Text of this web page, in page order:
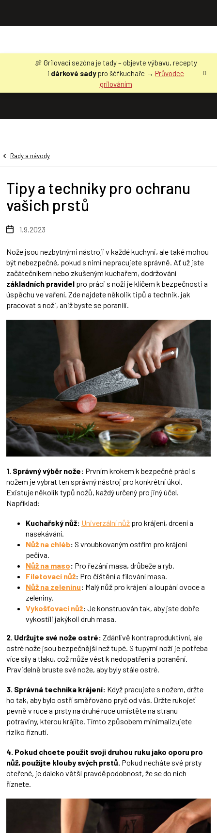
🍖 Grilovací sezóna je tady – objevte výbavu, recepty
i dárkové sadypro šéfkuchaře → Průvodce
grilováním
Rady a návody
Tipy a techniky pro ochranu
vašich prstů
1.9.2023
Nože jsou nezbytnými nástroji v každé kuchyni, ale také mohou
být nebezpečné, pokud s nimi nepracujete správně. Ať už jste
začátečníkem nebo zkušeným kuchařem, dodržování
základních pravidel pro práci s noži je klíčem k bezpečnosti a
úspěchu ve vaření. Zde najdete několik tipů a technik, jak
pracovat s noži, aniž byste se poranili.
1. Správný výběr nože: Prvním krokem k bezpečné práci s
nožem je vybrat ten správný nástroj pro konkrétní úkol.
Existuje několik typů nožů, každý určený pro jiný účel.
Například:
Kuchařský nůž: Univerzální nůž pro krájení, drcení a
nasekávání.
Nůž na chléb: S vroubkovaným ostřím pro krájení
pečiva.
Nůž na maso: Pro řezání masa, drůbeže a ryb.
Filetovací nůž: Pro čištění a filování masa.
Nůž na zeleninu: Malý nůž pro krájení a loupání ovoce a
zeleniny.
Vykošťovací nůž: Je konstruován tak, aby jste dobře
vykostili jakýkoli druh masa.
2. Udržujte své nože ostré: Zdánlivě kontraproduktivní, ale
ostré nože jsou bezpečnější než tupé. S tupými noži je potřeba
více síly a tlaku, což může vést k nedopatření a poranění.
Pravidelně bruste své nože, aby byly stále ostré.
3. Správná technika krájení: Když pracujete s nožem, držte
ho tak, aby bylo ostří směřováno pryč od vás. Držte rukojeť
pevně v ruce a prsty na druhé ruce umístěte na stranu
potraviny, kterou krájíte. Tímto způsobem minimalizujete
riziko říznutí.
4. Pokud chcete použít svoji druhou ruku jako oporu pro
nůž, použijte klouby svých prstů. Pokud necháte své prsty
oteřené, je daleko větší pravděpodobnost, že se do nich
říznete.